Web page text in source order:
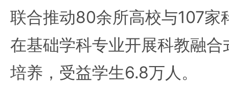
联合推动80余所高校与107家
在基础学科专业开展科教融
培养，受益学生6.8万人。